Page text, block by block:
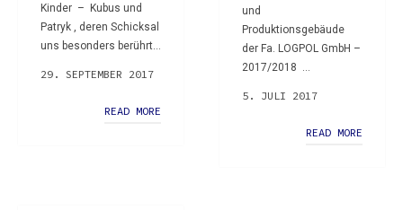
Kinder – Kubus und
Patryk , deren Schicksal
uns besonders berührt...
29. SEPTEMBER 2017
READ MORE
und
Produktionsgebäude
der Fa. LOGPOL GmbH –
2017/2018 ...
5. JULI 2017
READ MORE